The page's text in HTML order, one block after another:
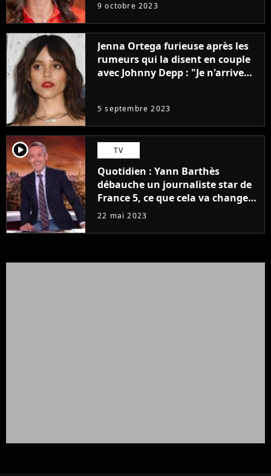
9 octobre 2023
Jenna Ortega furieuse après les
rumeurs qui la disent en couple
avec Johnny Depp : "Je n'arrive
5 septembre 2023
player2 TV
Quotidien : Yann Barthès
débauche un journaliste star de
France 5, ce que cela va changer
à la rentrée
22 mai 2023